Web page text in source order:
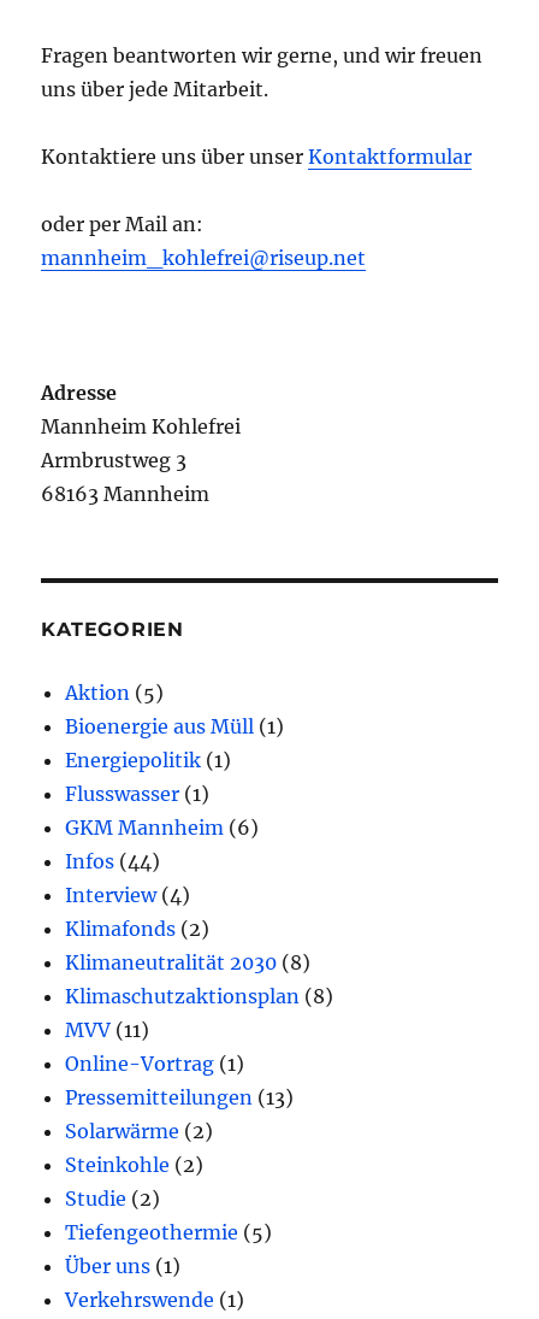
Fragen beantworten wir gerne, und wir freuen
uns über jede Mitarbeit.
Kontaktiere uns über unserKontaktformular
oder per Mail an:
mannheim_kohlefrei@riseup.net
Adresse
Mannheim Kohlefrei
Armbrustweg 3
68163 Mannheim
KATEGORIEN
Aktion (5)
Bioenergie aus Müll (1)
Energiepolitik (1)
Flusswasser (1)
GKM Mannheim (6)
Infos (44)
Interview(4)
Klimafonds (2)
Klimaneutralität 2030 (8)
Klimaschutzaktionsplan (8)
MVV (11)
Online-Vortrag (1)
Pressemitteilungen (13)
Solarwärme (2)
Steinkohle (2)
Studie (2)
Tiefengeothermie (5)
Über uns (1)
Verkehrswende (1)